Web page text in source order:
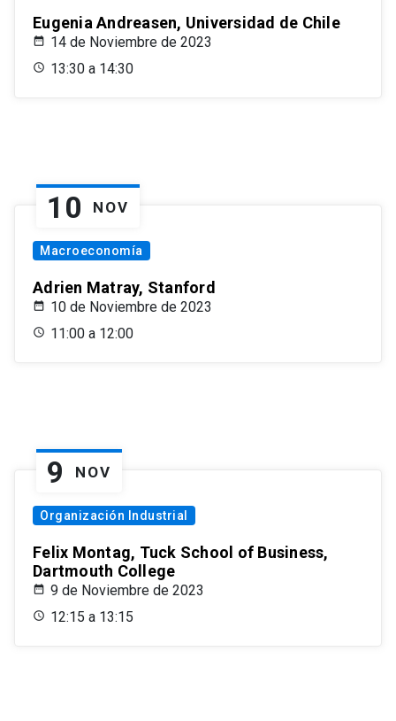
Eugenia Andreasen, Universidad de Chile
14 de Noviembre de 2023
13:30 a 14:30
10 NOV
Macroeconomía
Adrien Matray, Stanford
10 de Noviembre de 2023
11:00 a 12:00
9 NOV
Organización Industrial
Felix Montag, Tuck School of Business,
Dartmouth College
9 de Noviembre de 2023
12:15 a 13:15